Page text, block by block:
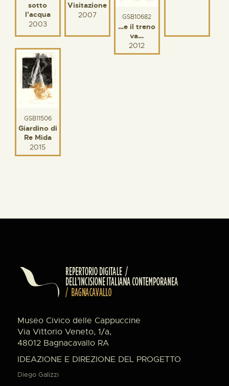
sotto
l'acqua
2003
Visitazione
2007
GSB10682
…e il treno
va…
2012
GSB11506
Giardino di
Re Mida
2015
Museo Civico delle Cappuccine
Via Vittorio Veneto, 1/a,
48012 Bagnacavallo RA
IDEAZIONE E DIREZIONE DEL PROGETTO
Diego Galizzi